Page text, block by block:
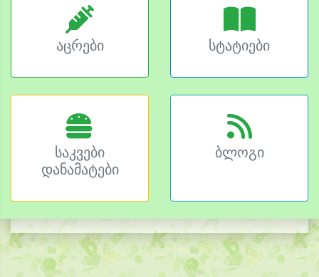
აცრები სტატიები
საკვები
დანამატები
ბლოგი